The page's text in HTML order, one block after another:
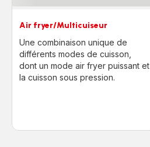
Air fryer/Multicuiseur
Une combinaison unique de
différents modes de cuisson,
dont un mode air fryer puissant et
la cuisson sous pression.